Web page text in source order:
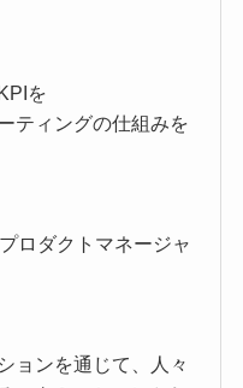
を
ティングの仕組みを
ロダクトマネージャ
ョンを通じて、人々